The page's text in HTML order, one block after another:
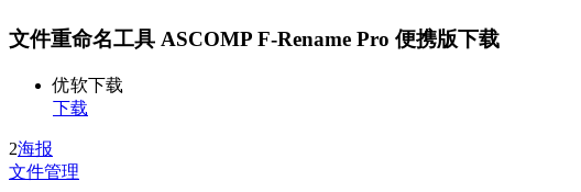
文件重命名工具 ASCOMP F-Rename Pro 便携版下载
优软下载
下载
2海报
文件管理